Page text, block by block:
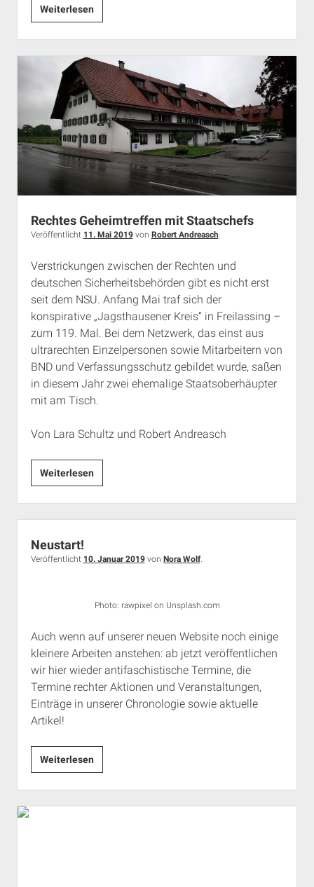
WeiterlesenDie
„Identitäre
Bewegung“
Amberg.
Neofaschistische
Schläger
aus
dem
„Eisengau“?
Rechtes Geheimtreffen mit Staatschefs
Veröffentlicht 11. Mai 2019von Robert Andreasch
Verstrickungen zwischen der Rechten und
deutschen Sicherheitsbehörden gibt es nicht erst
seit dem NSU. Anfang Mai traf sich der
konspirative „Jagsthausener Kreis“ in Freilassing –
zum 119. Mal. Bei dem Netzwerk, das einst aus
ultrarechten Einzelpersonen sowie Mitarbeitern von
BND und Verfassungsschutz gebildet wurde, saßen
in diesem Jahr zwei ehemalige Staatsoberhäupter
mit am Tisch.
Von Lara Schultz und Robert Andreasch
WeiterlesenRechtes
Geheimtreffen
mit
Staatschefs
Neustart!
Veröffentlicht 10. Januar 2019von Nora Wolf.
Photo: rawpixel on Unsplash.com
Auch wenn auf unserer neuen Website noch einige
kleinere Arbeiten anstehen: ab jetzt veröffentlichen
wir hier wieder antifaschistische Termine, die
Termine rechter Aktionen und Veranstaltungen,
Einträge in unserer Chronologie sowie aktuelle
Artikel!
WeiterlesenNeustart!